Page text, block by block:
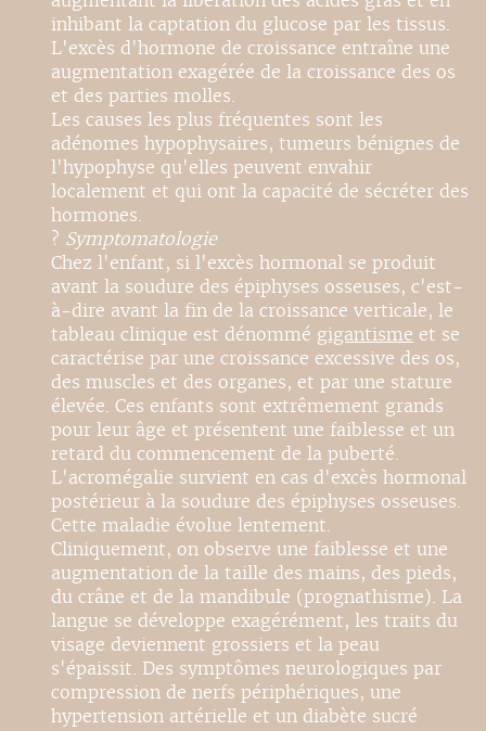
inhibant la captation du glucose par les tissus.
L'excès d'hormone de croissance entraîne une
augmentation exagérée de la croissance des os
et des parties molles.
Les causes les plus fréquentes sont les
adénomes hypophysaires, tumeurs bénignes de
l'hypophyse qu'elles peuvent envahir
localement et qui ont la capacité de sécréter des
hormones.
? Symptomatologie
Chez l'enfant, si l'excès hormonal se produit
avant la soudure des épiphyses osseuses, c'est-
à-dire avant la fin de la croissance verticale, le
tableau clinique est dénommé gigantisme et se
caractérise par une croissance excessive des os,
des muscles et des organes, et par une stature
élevée. Ces enfants sont extrêmement grands
pour leur âge et présentent une faiblesse et un
retard du commencement de la puberté.
L'acromégalie survient en cas d'excès hormonal
postérieur à la soudure des épiphyses osseuses.
Cette maladie évolue lentement.
Cliniquement, on observe une faiblesse et une
augmentation de la taille des mains, des pieds,
du crâne et de la mandibule (prognathisme). La
langue se développe exagérément, les traits du
visage deviennent grossiers et la peau
s'épaissit. Des symptômes neurologiques par
compression de nerfs périphériques, une
hypertension artérielle et un diabète sucré